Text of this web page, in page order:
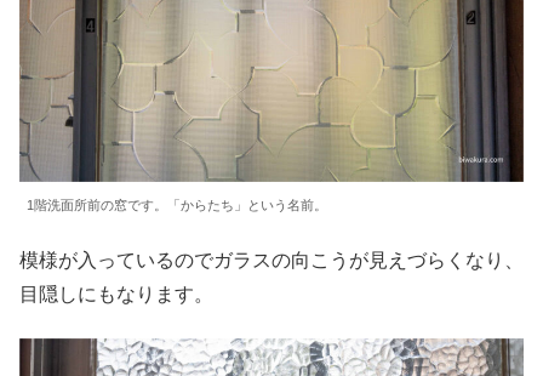
1階洗面所前の窓です。「からたち」という名前。
模様が入っているのでガラスの向こうが見えづらくなり、
目隠しにもなります。